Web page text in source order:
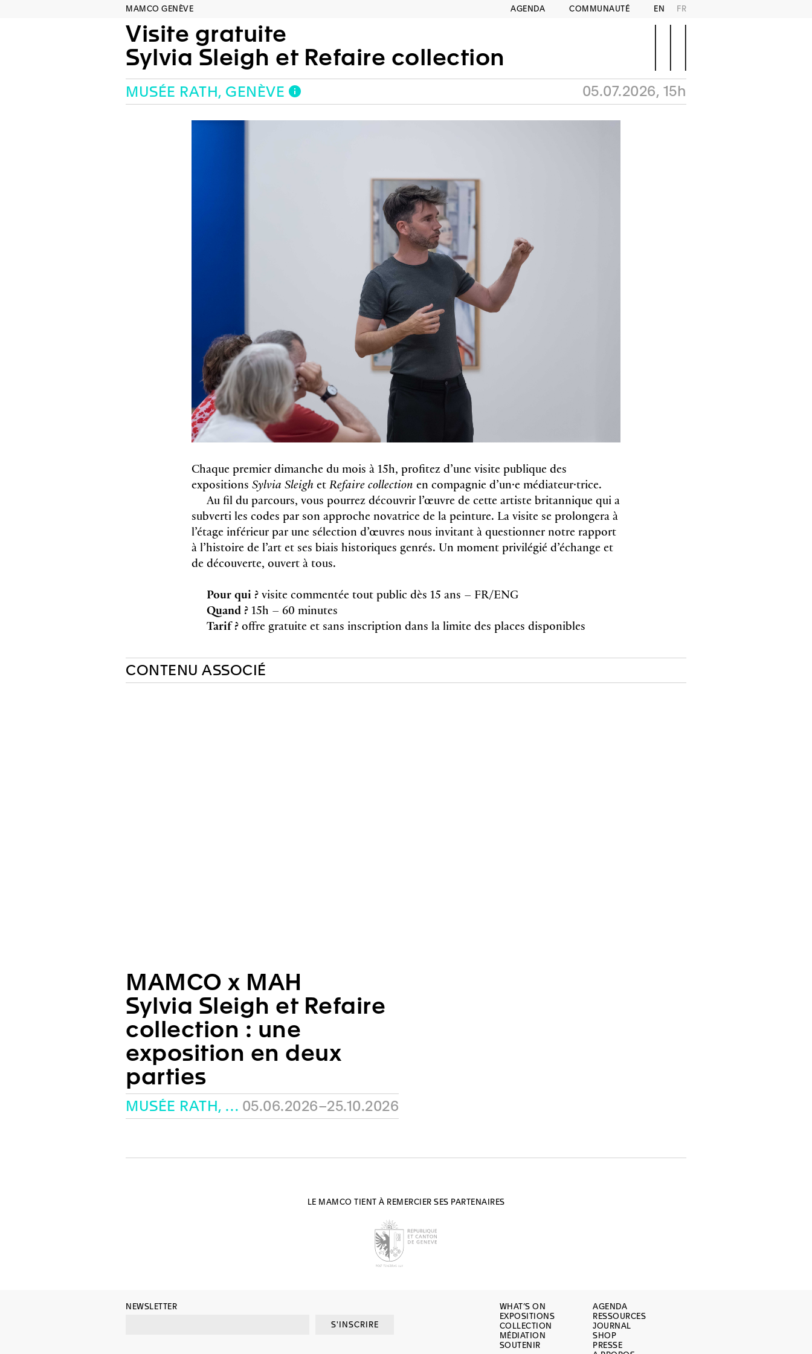
MAMCO GENÈVE AGENDA COMMUNAUTÉ EN FR
Visite gratuite
Sylvia Sleigh et Refaire collection
MUSÉE RATH, GENÈVE 05.07.2026, 15h
Chaque premier dimanche du mois à 15h, profitez d’une visite publique des
expositions Sylvia SleighetRefaire collection en compagnie d’un·e médiateur·trice.
Au fil du parcours, vous pourrez découvrir l’œuvre de cette artiste britannique qui a
subverti les codes par son approche novatrice de la peinture. La visite se prolongera à
l’étage inférieur par une sélection d’œuvres nous invitant à questionner notre rapport
à l’histoire de l’art et ses biais historiques genrés. Un moment privilégié d’échange et
de découverte, ouvert à tous.
Pour qui ?visite commentée tout public dès 15 ans – FR/ENG
Quand ?15h – 60 minutes
Tarif ?offre gratuite et sans inscription dans la limite des places disponibles
CONTENU ASSOCIÉ
MAMCO x MAH
Sylvia Sleigh et Refaire
collection : une
exposition en deux
parties
MUSÉE RATH, GENÈVE 05.06.2026–25.10.2026
LE MAMCO TIENT À REMERCIER SES PARTENAIRES
NEWSLETTER
S'INSCRIRE
WHAT’S ON
EXPOSITIONS
COLLECTION
MÉDIATION
SOUTENIR
AGENDA
RESSOURCES
JOURNAL
SHOP
PRESSE